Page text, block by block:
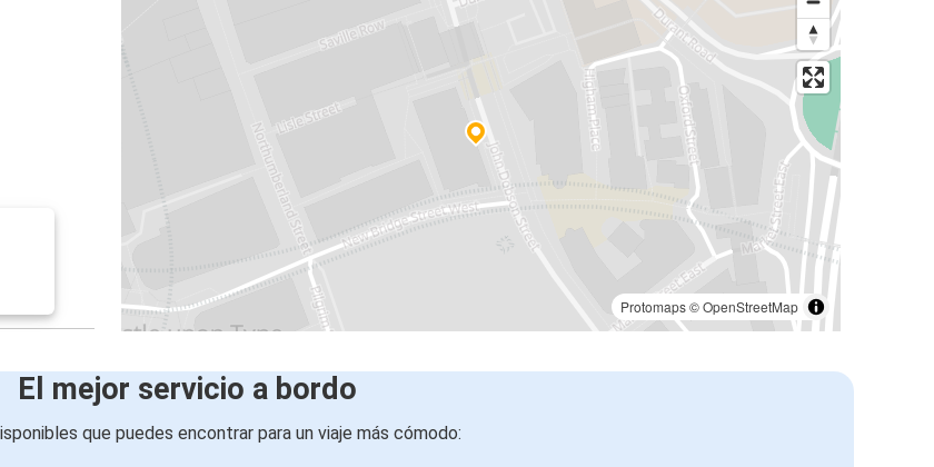
Protomaps©OpenStreetMap
El mejor servicio a bordo
que puedes encontrar para un viaje más cómodo: